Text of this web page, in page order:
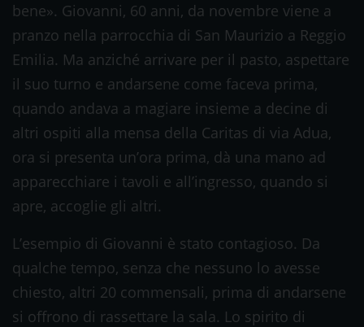
bene». Giovanni, 60 anni, da novembre viene a
pranzo nella parrocchia di San Maurizio a Reggio
Emilia. Ma anziché arrivare per il pasto, aspettare
il suo turno e andarsene come faceva prima,
quando andava a magiare insieme a decine di
altri ospiti alla mensa della Caritas di via Adua,
ora si presenta un’ora prima, dà una mano ad
apparecchiare i tavoli e all’ingresso, quando si
apre, accoglie gli altri.
L’esempio di Giovanni è stato contagioso. Da
qualche tempo, senza che nessuno lo avesse
chiesto, altri 20 commensali, prima di andarsene
si offrono di rassettare la sala. Lo spirito di